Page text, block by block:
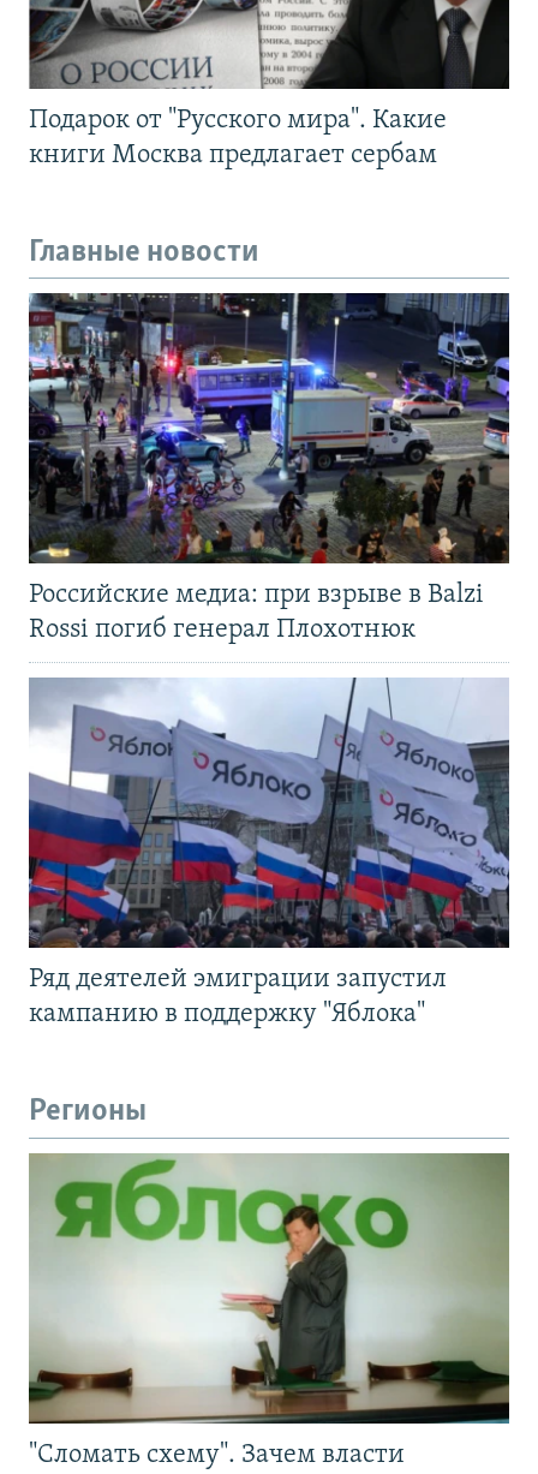
Подарок от "Русского мира". Какие
книги Москва предлагает сербам
Главные новости
Российские медиа: при взрыве в Balzi
Rossi погиб генерал Плохотнюк
Ряд деятелей эмиграции запустил
кампанию в поддержку "Яблока"
Регионы
"Сломать схему". Зачем власти